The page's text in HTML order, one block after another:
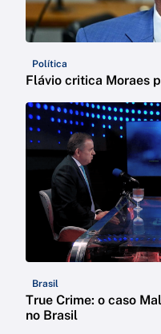
Política
Flávio critica Moraes
Brasil
True Crime: o caso
no Brasil